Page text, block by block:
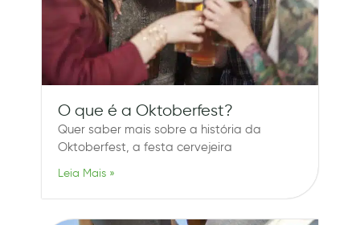
O que é a Oktoberfest?
Quer saber mais sobre a história da
Oktoberfest, a festa cervejeira
Leia Mais »